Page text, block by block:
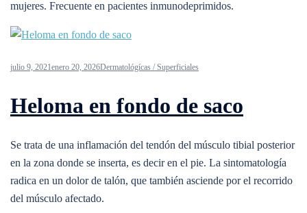
mujeres. Frecuente en pacientes inmunodeprimidos.
julio 9, 2021enero 20, 2026Dermatológícas / Superficiales
Heloma en fondo de saco
Se trata de una inflamación del tendón del músculo tibial posterior
en la zona donde se inserta, es decir en el pie. La sintomatología
radica en un dolor de talón, que también asciende por el recorrido
del músculo afectado.